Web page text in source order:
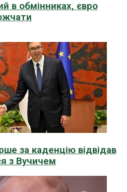
в обмінниках, євро
за каденцію відвідав
з Вучичем